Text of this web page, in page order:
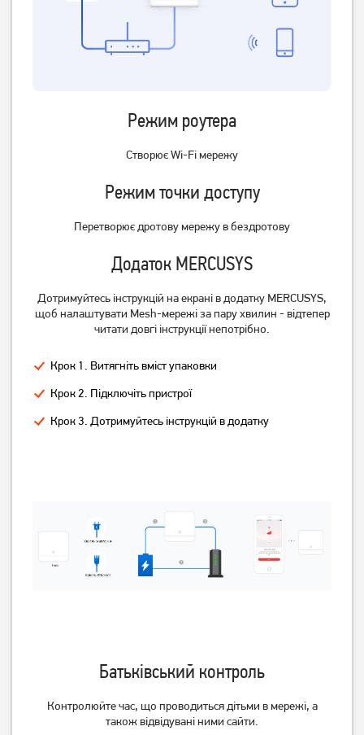
Режим роутера
Створює Wi-Fi мережу
Режим точки доступу
Перетворює дротову мережу в бездротову
Додаток MERCUSYS
Дотримуйтесь інструкцій на екрані в додатку MERCUSYS,
щоб налаштувати Mesh-мережі за пару хвилин - відтепер
читати довгі інструкції непотрібно.
Крок 1. Витягніть вміст упаковки
Крок 2. Підключіть пристрої
Крок 3. Дотримуйтесь інструкцій в додатку
Батьківський контроль
Контролюйте час, що проводиться дітьми в мережі, а
також відвідувані ними сайти.